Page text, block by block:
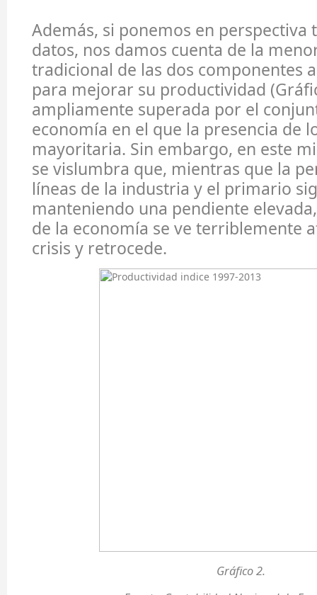
Además, si ponemos en perspectiva
datos, nos damos cuenta de la
tradicional de las dos componentes
para mejorar su productividad
ampliamente superada por el
economía en el que la presencia de
mayoritaria. Sin embargo, en este
se vislumbra que, mientras que la
líneas de la industria y el primario
manteniendo una pendiente
de la economía se ve terriblemente
crisis y retrocede.
Gráfico 2.